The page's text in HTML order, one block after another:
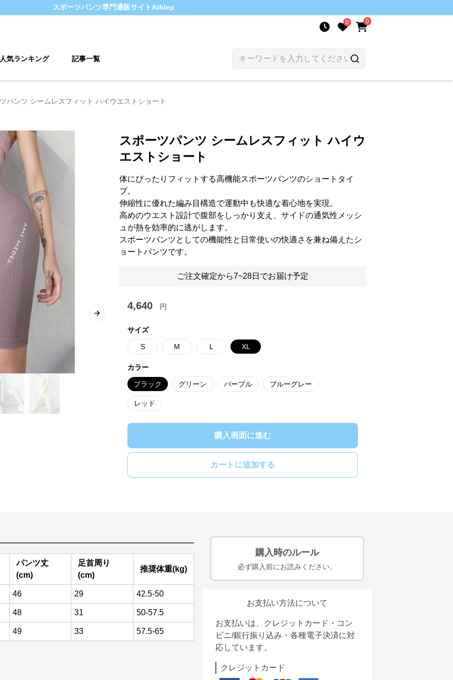
スポーツパンツ専門通販サイト Athlep
0 0
気ランキング 記事一覧
パンツ シームレスフィット ハイウエストショート
Next slide
スポーツパンツ シームレスフィット ハイウ
エストショート
体にぴったりフィットする高機能スポーツパンツのショートタイ
プ。
伸縮性に優れた編み目構造で運動中も快適な着心地を実現。
高めのウエスト設計で腹部をしっかり支え、サイドの通気性メッシ
ュが熱を効率的に逃がします。
スポーツパンツとしての機能性と日常使いの快適さを兼ね備えたシ
ョートパンツです。
ご注文確定から7~28日でお届け予定
4,640 円
サイズ
S M L XL
カラー
ブラック グリーン パープル ブルーグレー
レッド
購入画面に進む
カートに追加する
パンツ丈
(cm)
足首周り
(cm)
推奨体重(kg)
46 29 42.5-50
48 31 50-57.5
49 33 57.5-65
購入時のルール
必ず購入前にお読みください。
お支払い方法について
お支払いは、クレジットカード・コン
ビニ/銀行振り込み・各種電子決済に対
応しています。
クレジットカード